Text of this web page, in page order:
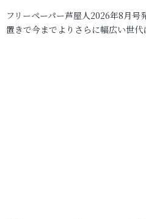
フリーペーパー芦屋人2026年8月
置きで今までよりさらに幅広い世